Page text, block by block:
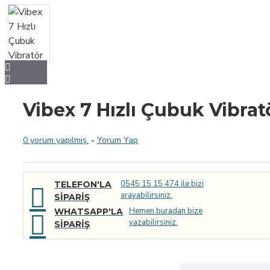
Vibex 7 Hızlı Çubuk
0 yorum yapılmış. - Yorum Yap
TELEFON'LA
SIPARIŞ
0545 15 15 474 ile bizi
arayabilirsiniz.
WHATSAPP'LA
SIPARIŞ
Hemen buradan bize
yazabilirsiniz.